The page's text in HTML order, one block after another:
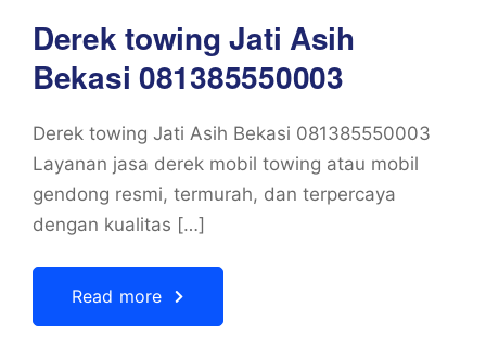
Derek towing Jati Asih
Bekasi 081385550003
Derek towing Jati Asih Bekasi 081385550003
Layanan jasa derek mobil towing atau mobil
gendong resmi, termurah, dan terpercaya
dengan kualitas […]
Read more